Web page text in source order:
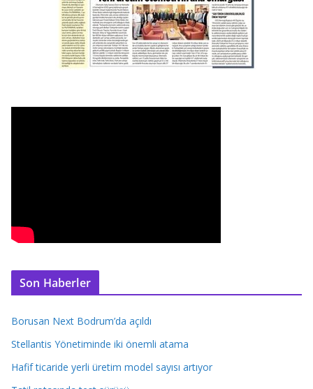
Son Haberler
Borusan Next Bodrum’da açıldı
Stellantis Yönetiminde iki önemli atama
Hafif ticaride yerli üretim model sayısı artıyor